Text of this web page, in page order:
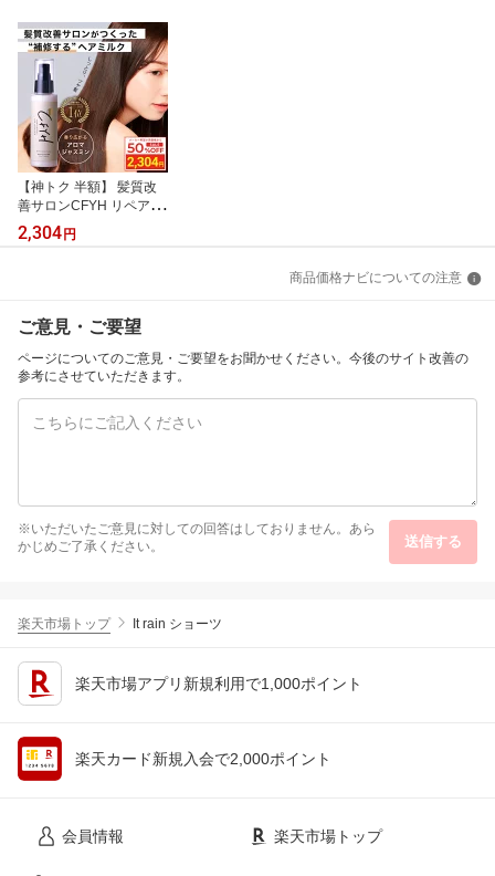
【神トク 半額】 髪質改
善サロンCFYH リペアリ
ングヘアミルク 100g 美
容室専売 縮毛矯正 サロ
チン ヘマチン セラミド
アルガンオイル 送料無料
2,304 円
商品価格ナビについての注意
ご意見・ご要望
ページについてのご意見・ご要望をお聞かせください。今後のサイト改善の
参考にさせていただきます。
※いただいたご意見に対しての回答はしておりません。あら
かじめご了承ください。
送信する
楽天市場トップ It rain ショーツ
楽天市場アプリ新規利用で1,000ポイント
楽天カード新規入会で2,000ポイント
会員情報 楽天市場トップ